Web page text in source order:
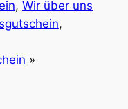
, Wir über uns
»